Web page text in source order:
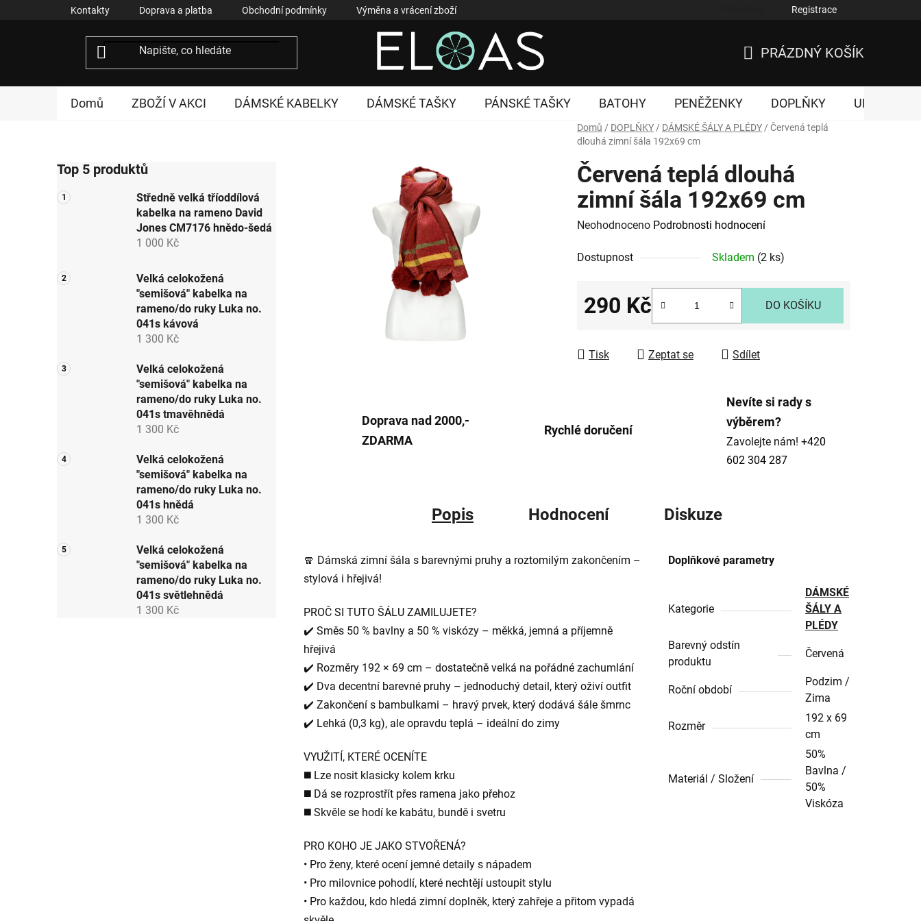
Kontakty Doprava a platba Obchodní podmínky Výměna a vrácení zboží Registrace
KOŠÍK
PRÁZDNÝ KOŠÍK
Domů ZBOŽÍ V AKCI DÁMSKÉ KABELKY DÁMSKÉ TAŠKY PÁNSKÉ TAŠKY BATOHY PENĚŽENKY DOPLŇKY UNISEX
Domů / DOPLŇKY / DÁMSKÉ ŠÁLY A PLÉDY / Červená teplá
dlouhá zimní šála 192x69 cm
o
s
t
n
e
Top 5 produktů
Středně velká tříoddílová
kabelka na rameno David
Jones CM7176 hnědo-šedá
1 000 Kč
Velká celokožená
"semišová" kabelka na
rameno/do ruky Luka no.
041s kávová
1 300 Kč
Velká celokožená
"semišová" kabelka na
rameno/do ruky Luka no.
041s tmavěhnědá
1 300 Kč
Velká celokožená
"semišová" kabelka na
rameno/do ruky Luka no.
041s hnědá
1 300 Kč
Velká celokožená
"semišová" kabelka na
rameno/do ruky Luka no.
041s světlehnědá
1 300 Kč
Červená teplá dlouhá
zimní šála 192x69 cm
Průměrné
produktu
0,0
hvězdiček.
Neohodnoceno Podrobnosti hodnocení
Dostupnost Skladem (2 ks)
290 Kč DO KOŠÍKU
Tisk Zeptat se Sdílet
Doprava nad 2000,-
ZDARMA
Rychlé doručení
Nevíte si rady s
výběrem?
Zavolejte nám! +420
602 304 287
Popis Hodnocení Diskuze
🧣 Dámská zimní šála s barevnými pruhy a roztomilým zakončením –
stylová i hřejivá!
PROČ SI TUTO ŠÁLU ZAMILUJETE?
✔️ Směs 50 % bavlny a 50 % viskózy – měkká, jemná a příjemně
hřejivá
✔️ Rozměry 192 × 69 cm – dostatečně velká na pořádné zachumlání
✔️ Dva decentní barevné pruhy – jednoduchý detail, který oživí outfit
✔️ Zakončení s bambulkami – hravý prvek, který dodává šále šmrnc
✔️ Lehká (0,3 kg), ale opravdu teplá – ideální do zimy
VYUŽITÍ, KTERÉ OCENÍTE
◼️ Lze nosit klasicky kolem krku
◼️ Dá se rozprostřít přes ramena jako přehoz
◼️ Skvěle se hodí ke kabátu, bundě i svetru
PRO KOHO JE JAKO STVOŘENÁ?
• Pro ženy, které ocení jemné detaily s nápadem
• Pro milovnice pohodlí, které nechtějí ustoupit stylu
• Pro každou, kdo hledá zimní doplněk, který zahřeje a přitom vypadá
Doplňkové parametry
Kategorie
DÁMSKÉ
ŠÁLY A
PLÉDY
Barevný odstín
produktu
Červená
Roční období
Podzim /
Zima
Rozměr
192 x 69
cm
Materiál / Složení
50%
Bavlna /
50%
Viskóza